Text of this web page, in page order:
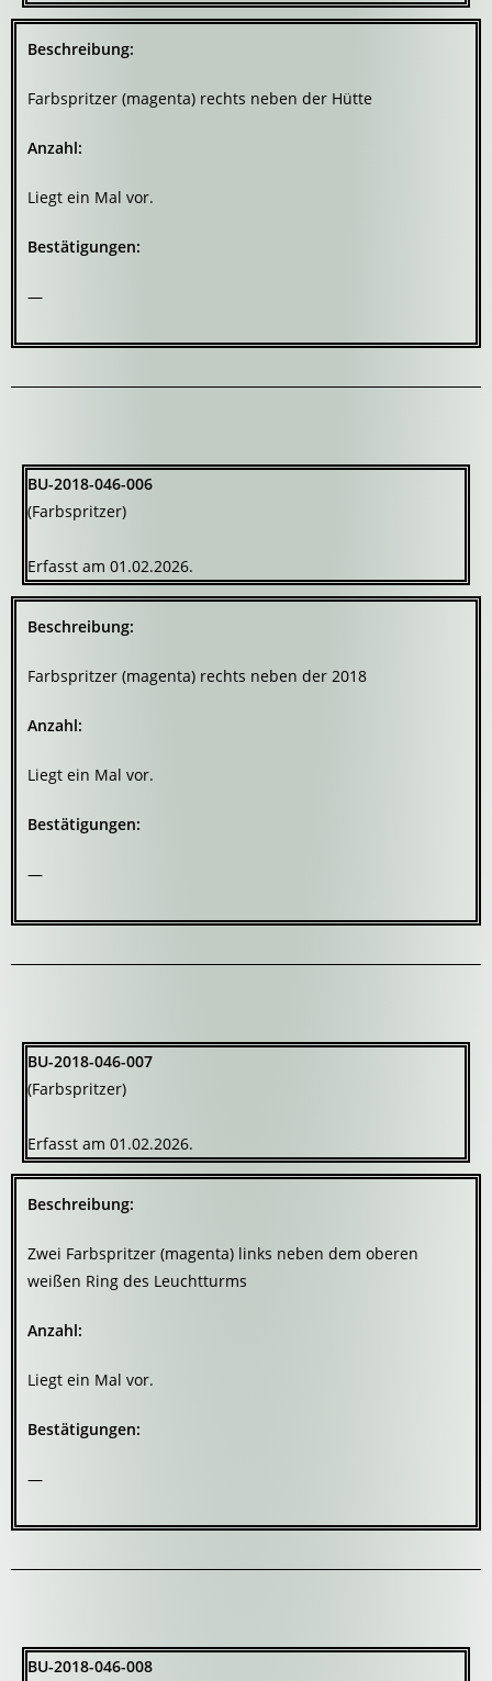
Beschreibung:
Farbspritzer (magenta) rechts neben der Hütte
Anzahl:
Liegt ein Mal vor.
Bestätigungen:
—
BU-2018-046-006
(Farbspritzer)
Erfasst am 01.02.2026.
Beschreibung:
Farbspritzer (magenta) rechts neben der 2018
Anzahl:
Liegt ein Mal vor.
Bestätigungen:
—
BU-2018-046-007
(Farbspritzer)
Erfasst am 01.02.2026.
Beschreibung:
Zwei Farbspritzer (magenta) links neben dem oberen
weißen Ring des Leuchtturms
Anzahl:
Liegt ein Mal vor.
Bestätigungen:
—
BU-2018-046-008